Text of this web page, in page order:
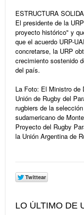
ESTRUCTURA
El presidente de la
proyecto histórico" y
que el acuerdo URP-
concretarse, la URP
crecimiento sostenido
del país.
La Foto: El Ministro de
Unión de Rugby del
rugbiers de la
sudamericano de
Proyecto del Rugby
la Unión Argentina de
LO ÚLTIMO DE